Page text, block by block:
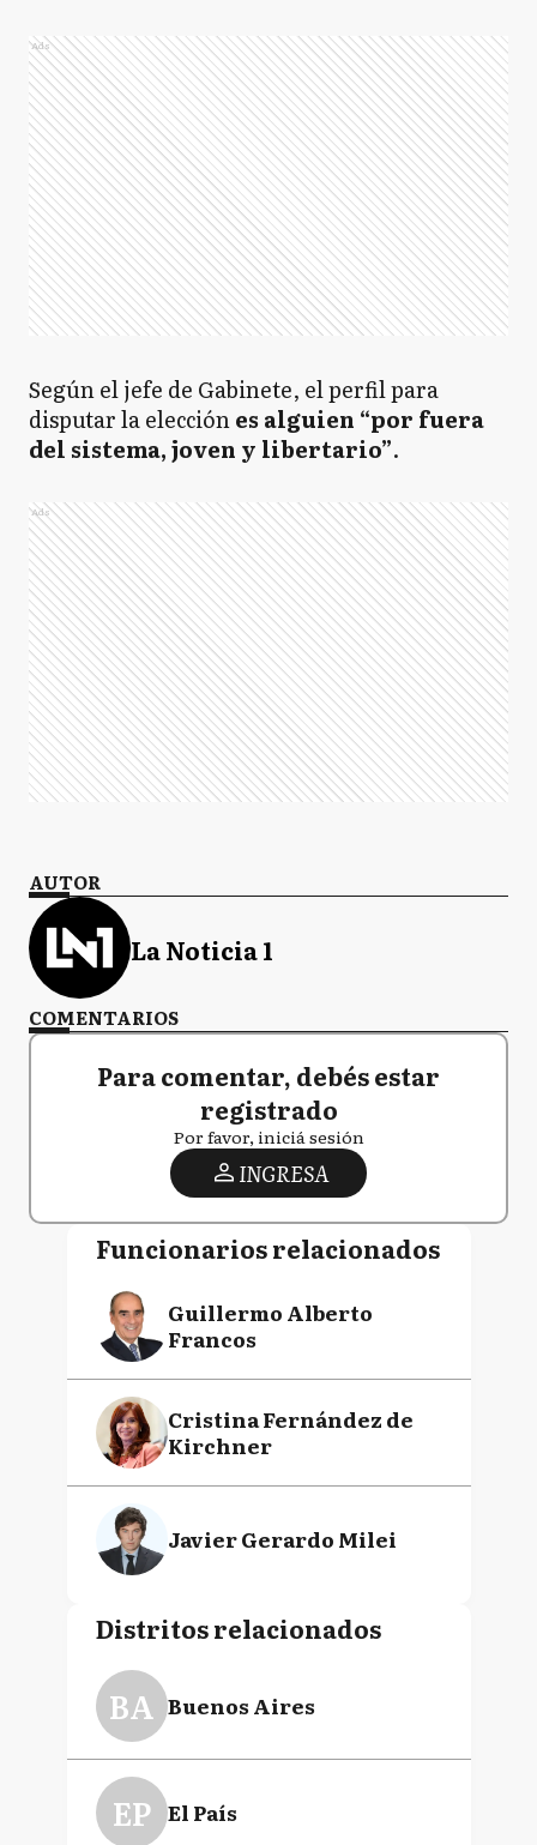
Ads
Según el jefe de Gabinete, el perfil para
disputar la elecciónes alguien “por fuera
del sistema, joven y libertario”.
Ads
AUTOR
La Noticia 1
COMENTARIOS
Para comentar, debés estar
registrado
Por favor, iniciá sesión
INGRESA
Funcionarios relacionados
Guillermo Alberto
Francos
Cristina Fernández de
Kirchner
Javier Gerardo Milei
Distritos relacionados
BA Buenos Aires
EP El País